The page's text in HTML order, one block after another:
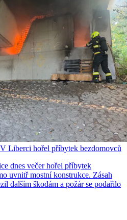
Liberci hořel příbytek bezdomovců
dnes večer hořel příbytek
uvnitř mostní konstrukce. Zásah
dalším škodám a požár se podařilo